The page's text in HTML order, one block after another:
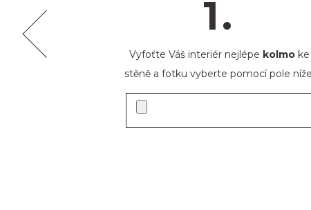
1.
Vyfoťte Váš interiér nejlépe kolmoke
stěně a fotku vyberte pomocí pole